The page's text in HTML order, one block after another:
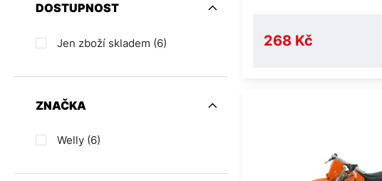
268 Kč
DOSTUPNOST
Jen zboží skladem (6)
ZNAČKA
Welly (6)